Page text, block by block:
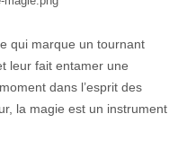
qui marque un tournant
leur fait entamer une
dans l’esprit des
la magie est un instrument